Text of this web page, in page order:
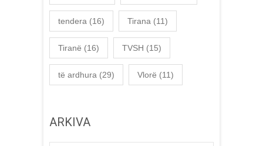
tendera (16) Tirana (11)
Tiranë (16) TVSH (15)
të ardhura (29) Vlorë (11)
ARKIVA